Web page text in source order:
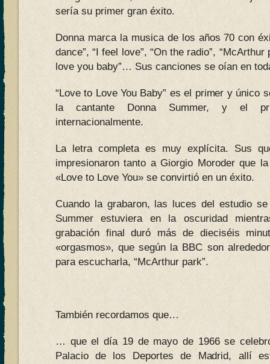
sería su primer gran éxito.
Donna marca la musica de los años 70 con
dance”, “I feel love”, “On the radio”, “McArthur
love you baby”… Sus canciones se oían en
“Love to Love You Baby” es el primer y único
la cantante Donna Summer, y el
internacionalmente.
La letra completa es muy explícita. Sus
impresionaron tanto a Giorgio Moroder que
«Love to Love You» se convirtió en un éxito.
Cuando la grabaron, las luces del estudio
Summer estuviera en la oscuridad
grabación final duró más de dieciséis
«orgasmos», que según la BBC son
para escucharla, “McArthur park”.
También recordamos que…
… que el día 19 de mayo de 1966 se
Palacio de los Deportes de Madrid, allí